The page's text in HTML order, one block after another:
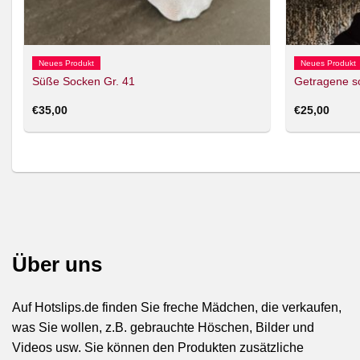
Neues Produkt
Süße Socken Gr. 41
€35,00
Neues Produkt
Getragene
€25,00
Über uns
Auf Hotslips.de finden Sie freche Mädchen, die verkaufen,
was Sie wollen, z.B. gebrauchte Höschen, Bilder und
Videos usw. Sie können den Produkten zusätzliche